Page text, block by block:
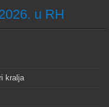
u RH
kralja